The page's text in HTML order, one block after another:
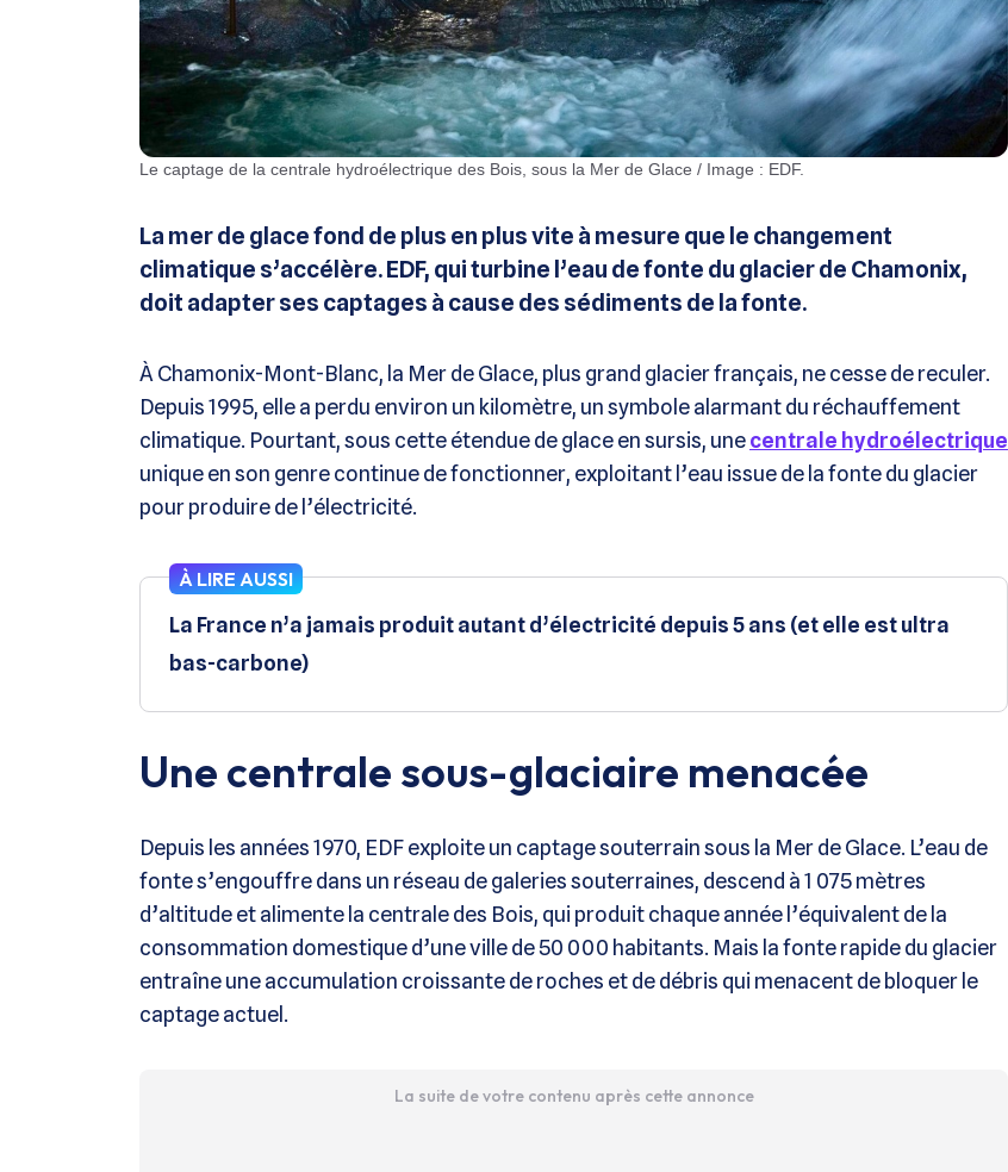
Le captage de la centrale hydroélectrique des Bois, sous la Mer de Glace / Image : EDF.
La mer de glace fond de plus en plus vite à mesure que le changement
climatique s’accélère. EDF, qui turbine l’eau de fonte du glacier de Chamonix,
doit adapter ses captages à cause des sédiments de la fonte.
À Chamonix-Mont-Blanc, la Mer de Glace, plus grand glacier français, ne cesse de reculer.
Depuis 1995, elle a perdu environ un kilomètre, un symbole alarmant du réchauffement
climatique​. Pourtant, sous cette étendue de glace en sursis, unecentrale hydroélectrique
unique en son genre continue de fonctionner, exploitant l’eau issue de la fonte du glacier
pour produire de l’électricité.
À LIRE AUSSI
La France n’a jamais produit autant d’électricité depuis 5 ans (et elle est ultra
bas-carbone)
Une centrale sous-glaciaire menacée
Depuis les années 1970, EDF exploite un captage souterrain sous la Mer de Glace. L’eau de
fonte s’engouffre dans un réseau de galeries souterraines, descend à 1 075 mètres
d’altitude et alimente la centrale des Bois, qui produit chaque année l’équivalent de la
consommation domestique d’une ville de 50 000 habitants​. Mais la fonte rapide du glacier
entraîne une accumulation croissante de roches et de débris qui menacent de bloquer le
captage actuel​.
La suite de votre contenu après cette annonce